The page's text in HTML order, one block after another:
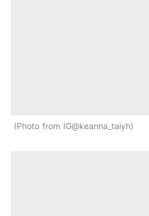
Photo from IG@keanna_taiyh